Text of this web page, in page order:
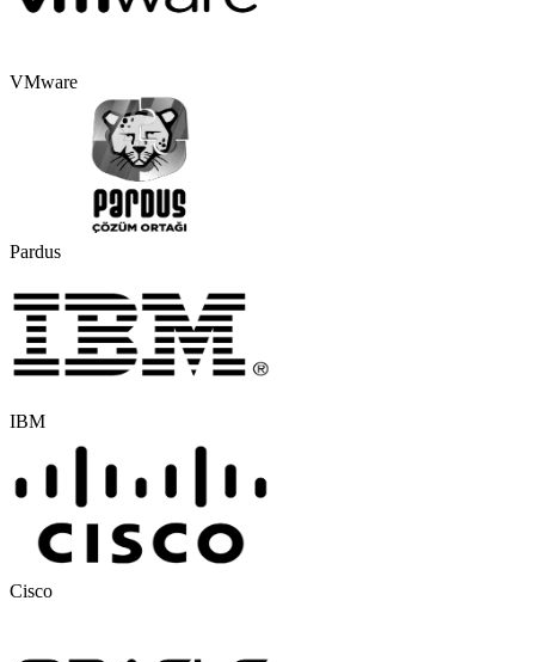
VMware
Pardus
IBM
Cisco